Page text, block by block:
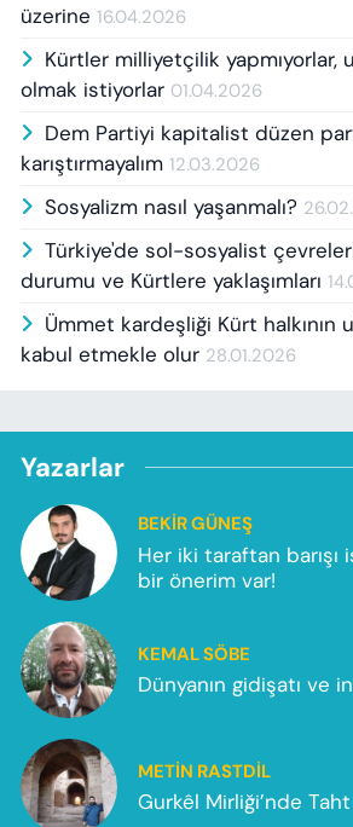
üzerine 16.04.2026
Kürtler milliyetçilik yapmıyorlar,
olmak istiyorlar 01.04.2026
Dem Partiyi kapitalist düzen
karıştırmayalım 12.03.2026
Sosyalizm nasıl yaşanmalı?
Türkiye'de sol-sosyalist
durumu ve Kürtlere yaklaşımları
Ümmet kardeşliği Kürt halkının
kabul etmekle olur 28.01.2026
Yazarlar
BEKIR GÜNEŞ
Her iki taraftan
bir önerim var!
KEMAL SÖBE
Dünyanın gidişatı ve
METIN RASTDIL
Gurkêl Mirliği’nde Taht